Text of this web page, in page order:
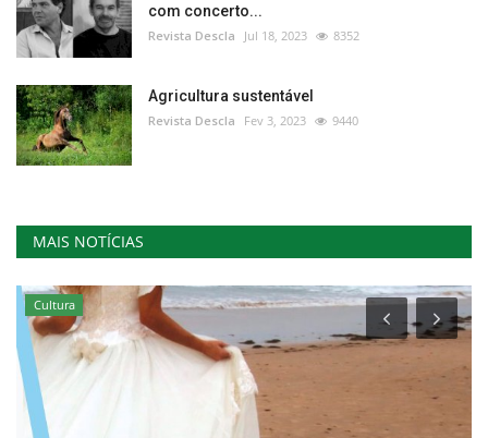
com concerto...
Revista Descla Jul 18, 2023 8352
Agricultura sustentável
Revista Descla Fev 3, 2023 9440
MAIS NOTÍCIAS
Cultura